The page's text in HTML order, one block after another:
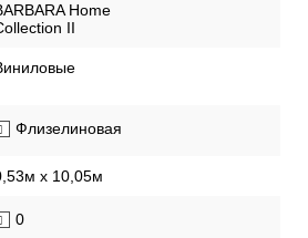
Home
II
Флизелиновая
x 10,05м
0